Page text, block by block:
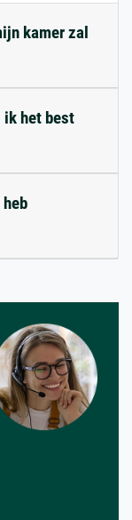
kamer zal
ik het best